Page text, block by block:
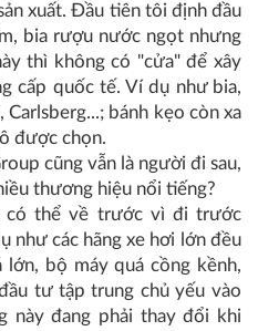
xuất. Đầu tiên tôi định đầu
bia rượu nước ngọt nhưng
thì không có "cửa" để xây
cấp quốc tế. Ví dụ như bia,
bánh kẹo còn xa
được chọn.
cũng vẫn là người đi sau,
thương hiệu nổi tiếng?
có thể về trước vì đi trước
như các hãng xe hơi lớn đều
bộ máy quá cồng kềnh,
tư tập trung chủ yếu vào
này đang phải thay đổi khi